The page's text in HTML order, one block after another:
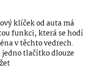
klíček od auta má
funkci, která se hodí
v těchto vedrech.
jedno tlačítko dlouze